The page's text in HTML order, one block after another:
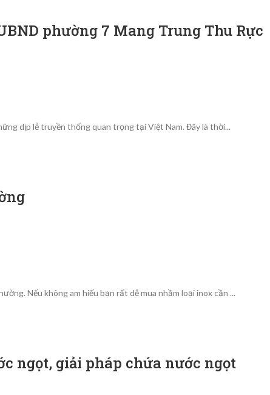
phường 7 Mang Trung Thu Rực
dịp lễ truyền thống quan trọng tại Việt Nam. Đây là thời...
Nếu không am hiểu bạn rất dễ mua nhầm loại inox cần ...
ngọt, giải pháp chứa nước ngọt